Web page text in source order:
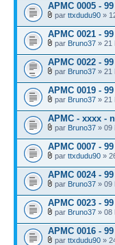
APMC 0005 -
par ttxdudu90 »
APMC 0021 -
par Bruno37 » 21
APMC 0022 -
par Bruno37 » 21
APMC 0019 -
par Bruno37 » 21
APMC - xxxx -
par Bruno37 » 09
APMC 0007 -
par ttxdudu90 »
APMC 0024 -
par Bruno37 » 09
APMC 0023 -
par Bruno37 » 08
APMC 0016 -
par ttxdudu90 »